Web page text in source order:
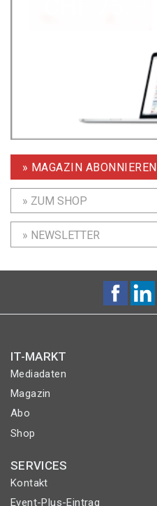
» MAGAZIN ABONNIEREN
» ZUM SHOP
» NEWSLETTER
IT-MARKT
Mediadaten
Magazin
Abo
Shop
SERVICES
Kontakt
Event-Plus-Eintrag